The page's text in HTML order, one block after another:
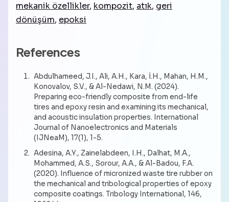
mekanik özellikler, kompozit, atık, geri
dönüşüm, epoksi
References
Abdulhameed, J.I., Ali, A.H., Kara, İ.H., Mahan, H.M.,
Konovalov, S.V., & Al-Nedawi, N.M. (2024).
Preparing eco-friendly composite from end-life
tires and epoxy resin and examining its mechanical,
and acoustic insulation properties. International
Journal of Nanoelectronics and Materials
(IJNeaM), 17(1), 1-5.
Adesina, A.Y., Zainelabdeen, I.H., Dalhat, M.A.,
Mohammed, A.S., Sorour, A.A., & Al-Badou, F.A.
(2020). Influence of micronized waste tire rubber on
the mechanical and tribological properties of epoxy
composite coatings. Tribology International, 146,